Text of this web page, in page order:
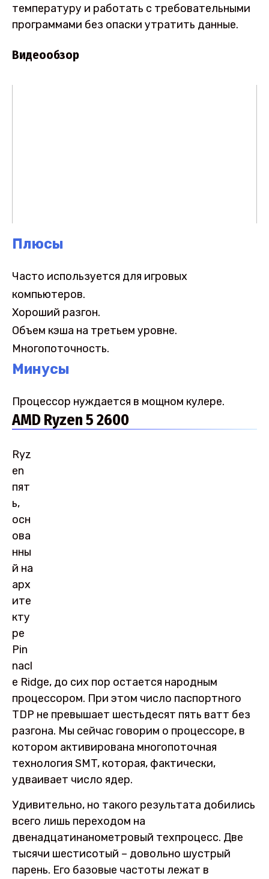
температуру и работать с требовательными
программами без опаски утратить данные.
Видеообзор
Плюсы
Часто используется для игровых
компьютеров.
Хороший разгон.
Объем кэша на третьем уровне.
Многопоточность.
Минусы
Процессор нуждается в мощном кулере.
AMD Ryzen 5 2600
Ryz
en
пят
ь,
осн
ова
нны
й на
арх
ите
кту
ре
Pin
nacl
e Ridge, до сих пор остается народным
процессором. При этом число паспортного
TDP не превышает шестьдесят пять ватт без
разгона. Мы сейчас говорим о процессоре, в
котором активирована многопоточная
технология SMT, которая, фактически,
удваивает число ядер.
Удивительно, но такого результата добились
всего лишь переходом на
двенадцатинанометровый техпроцесс. Две
тысячи шестисотый – довольно шустрый
парень. Его базовые частоты лежат в